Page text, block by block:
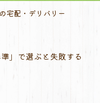
宅配・デリバリー
」で選ぶと失敗する